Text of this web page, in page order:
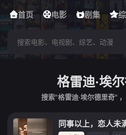
首页 电影 剧集 综
下载客户端
格雷迪·埃
搜索"格雷迪·埃尔德里奇"
同事以上，恋人未